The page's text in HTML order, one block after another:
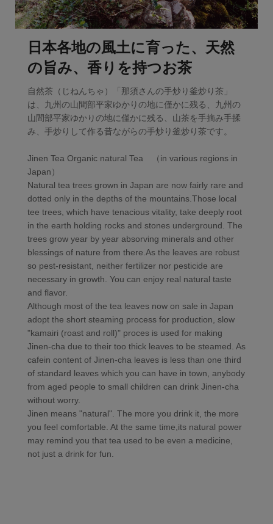
日本各地の風土に育った、天然
の旨み、香りを持つお茶
自然茶（じねんちゃ）「那須さんの手炒り釜炒り茶」
は、九州の山間部平家ゆかりの地に僅かに残る、九州の
山間部平家ゆかりの地に僅かに残る、山茶を手摘み手揉
み、手炒りして作る昔ながらの手炒り釜炒り茶です。
Jinen Tea Organic natural Tea （in various regions in
Japan）
Natural tea trees grown in Japan are now fairly rare and
dotted only in the depths of the mountains.Those local
tee trees, which have tenacious vitality, take deeply root
in the earth holding rocks and stones underground. The
trees grow year by year absorving minerals and other
blessings of nature from there.As the leaves are robust
so pest-resistant, neither fertilizer nor pesticide are
necessary in growth. You can enjoy real natural taste
and flavor.
Although most of the tea leaves now on sale in Japan
adopt the short steaming process for production, slow
"kamairi (roast and roll)" proces is used for making
Jinen-cha due to their too thick leaves to be steamed. As
cafein content of Jinen-cha leaves is less than one third
of standard leaves which you can have in town, anybody
from aged people to small children can drink Jinen-cha
without worry.
Jinen means "natural". The more you drink it, the more
you feel comfortable. At the same time,its natural power
may remind you that tea used to be even a medicine,
not just a drink for fun.